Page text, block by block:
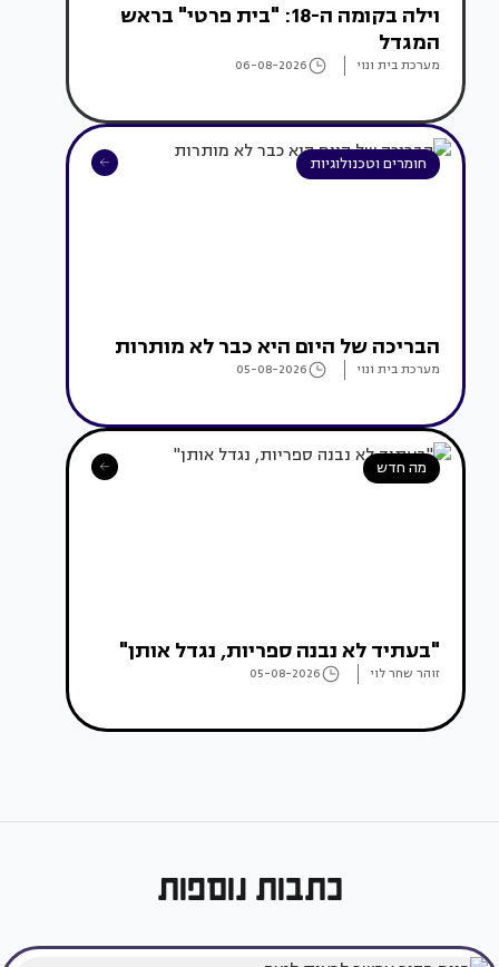
וילה בקומה ה-18: "בית פרטי" בראש
המגדל
מערכת בית ונוי 06-08-2026
חומרים וטכנולוגיות
הבריכה של היום היא כבר לא מותרות
מערכת בית ונוי 05-08-2026
מה חדש
"בעתיד לא נבנה ספריות, נגדל אותן"
זוהר שחר לוי 05-08-2026
כתבות נוספות